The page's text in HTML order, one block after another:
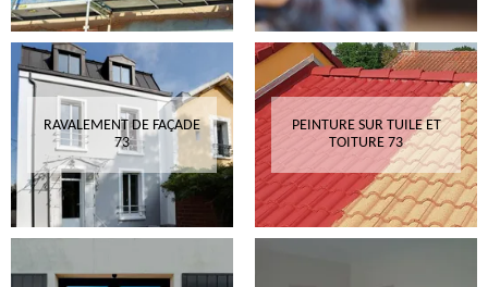
RAVALEMENT DE FAÇADE
73
PEINTURE SUR TUILE ET
TOITURE 73